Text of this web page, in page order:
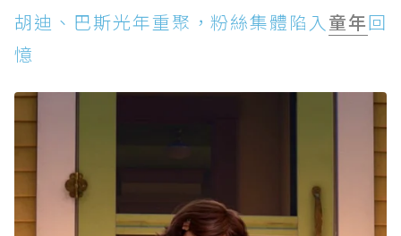
胡迪、巴斯光年重聚，粉絲集體陷入 童年回
憶